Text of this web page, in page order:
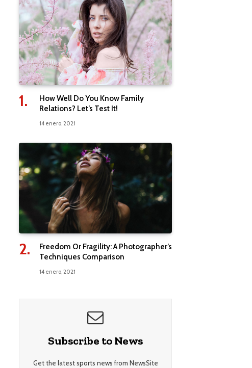
How Well Do You Know Family
Relations? Let’s Test It!
14 enero, 2021
Freedom Or Fragility: A Photographer’s
Techniques Comparison
14 enero, 2021
Subscribe to News
Get the latest sports news from NewsSite